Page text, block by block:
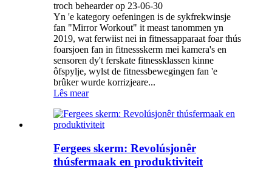
troch behearder op 23-06-30
Yn 'e kategory oefeningen is de sykfrekwinsje
fan "Mirror Workout" it meast tanommen yn
2019, wat ferwiist nei in fitnessapparaat foar thús
foarsjoen fan in fitnessskerm mei kamera's en
sensoren dy't ferskate fitnessklassen kinne
ôfspylje, wylst de fitnessbewegingen fan 'e
brûker wurde korrizjeare...
Lês mear
Fergees skerm: Revolúsjonêr
thúsfermaak en produktiviteit